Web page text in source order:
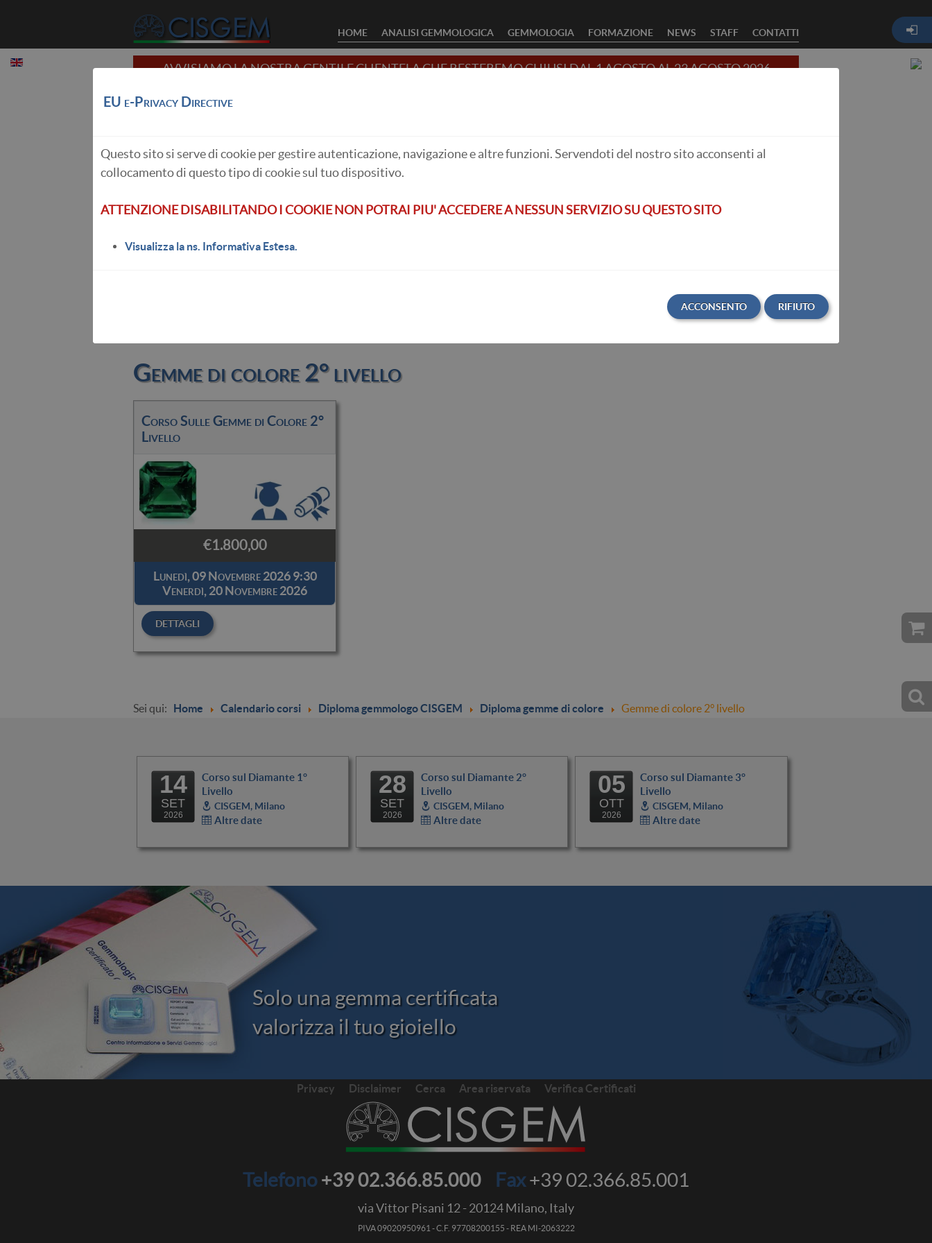
HOME ANALISI GEMMOLOGICA GEMMOLOGIA FORMAZIONE NEWS STAFF CONTATTI
Formazione
Diploma CISGEM
Gemme di colore
Storia Del Gioiello Del XX Secolo
e-Learning
Piani di studio
Esercitazioni pratiche
AVVISIAMO LA NOSTRA GENTILE CLIENTELA CHE RESTEREMO CHIUSI DAL 1 AGOSTO AL 23 AGOSTO 2026
Gemme di colore 2° livello
Corso Sulle Gemme di Colore 2°
Livello
€1.800,00
Lunedì, 09 Novembre 2026 9:30
Venerdì, 20 Novembre 2026
DETTAGLI
Sei qui: Home Calendario corsi Diploma gemmologo CISGEM Diploma gemme di colore Gemme di colore 2° livello
14
SET
2026
Corso sul Diamante 1°
Livello
CISGEM, Milano
Altre date
28
SET
2026
Corso sul Diamante 2°
Livello
CISGEM, Milano
Altre date
05
OTT
2026
Corso sul Diamante 3°
Livello
CISGEM, Milano
Altre date
Solo una gemma certificata
valorizza il tuo gioiello
Privacy Disclaimer Cerca Area riservata Verifica Certificati
Telefono+39 02.366.85.000 Fax+39 02.366.85.001
via Vittor Pisani 12-20124Milano, Italy
PIVA 09020950961 - C.F. 97708200155 - REA MI-2063222
EU e-Privacy Directive
Questo sito si serve di cookie per gestire autenticazione, navigazione e altre funzioni. Servendoti del nostro sito acconsenti al
collocamento di questo tipo di cookie sul tuo dispositivo.
ATTENZIONE DISABILITANDO I COOKIE NON POTRAI PIU' ACCEDERE A NESSUN SERVIZIO SU QUESTO SITO
Visualizza la ns. Informativa Estesa.
ACCONSENTO RIFIUTO